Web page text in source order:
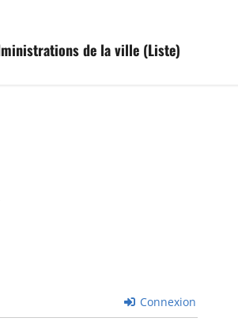
de la ville (Liste)
Connexion